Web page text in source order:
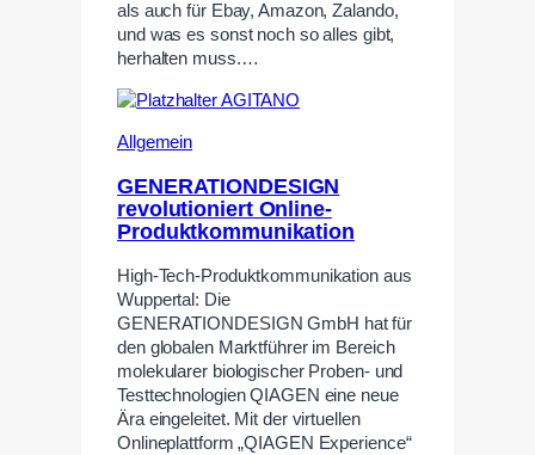
als auch für Ebay, Amazon, Zalando,
und was es sonst noch so alles gibt,
herhalten muss.…
Allgemein
GENERATIONDESIGN
revolutioniert Online-
Produktkommunikation
High-Tech-Produktkommunikation aus
Wuppertal: Die
GENERATIONDESIGN GmbH hat für
den globalen Marktführer im Bereich
molekularer biologischer Proben- und
Testtechnologien QIAGEN eine neue
Ära eingeleitet. Mit der virtuellen
Onlineplattform „QIAGEN Experience“